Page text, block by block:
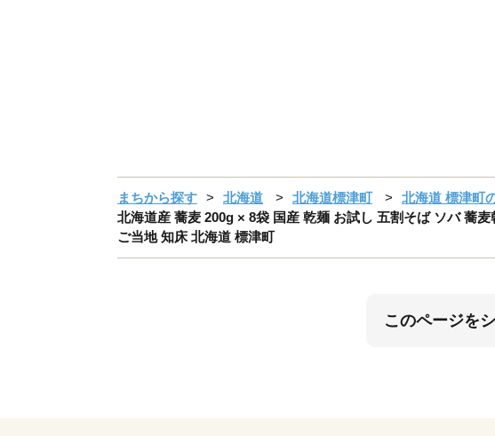
まちから探す 北海道 北海道標津町
北海道 標津町
北海道産 蕎麦 200g × 8袋 国産 乾麺 お試し 五割そば ソバ 蕎
ご当地 知床 北海道 標津町
このページを